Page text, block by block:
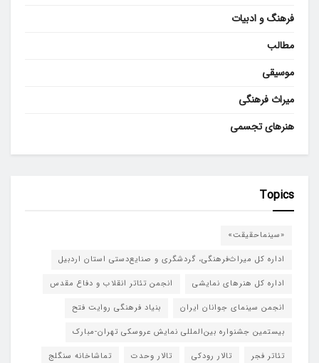
فرهنگ و ادبیات
مطالب
موسیقی
میراث فرهنگی
هنرهای تجسمی
Topics
«سینماحقیقت»
اداره کل میراث‌فرهنگی، گردشگری و صنایع‌دستی استان اردبیل
اداره کل هنرهای نمایشی
انجمن تئاتر انقلاب و دفاع مقدس
انجمن سینمای جوانان ایران
بنیاد فرهنگی روایت فتح
بیستمین جشنواره بین‌المللی نمایش عروسکی تهران-مبارک
تئاتر فجر
تالار رودکی تالار وحدت
تماشاخانه سنگلج